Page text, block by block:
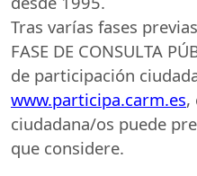
Tras varías fases
FASE DE CONSULTA
de participación
www.participa.carm.es,
ciudadana/os puede
que considere.